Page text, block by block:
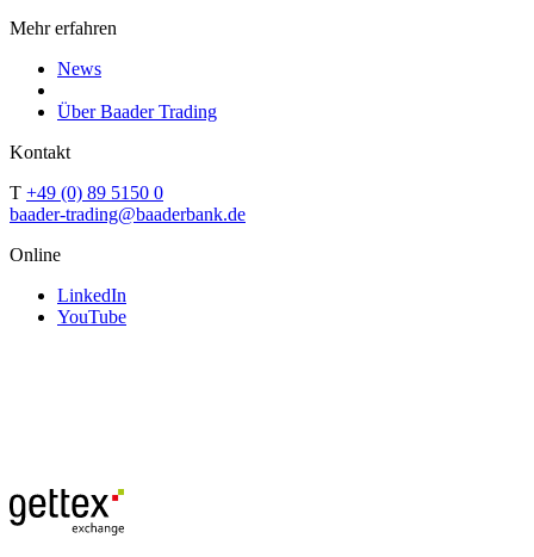
Mehr erfahren
News
Über Baader Trading
Kontakt
T +49 (0) 89 5150 0
baader-trading@baaderbank.de
Online
LinkedIn
YouTube